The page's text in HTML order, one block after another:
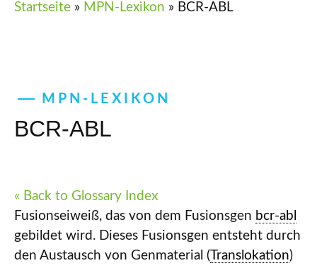
Startseite » MPN-Lexikon » BCR-ABL
MPN-LEXIKON
BCR-ABL
« Back to Glossary Index
Fusionseiweiß, das von dem Fusionsgen bcr-abl
gebildet wird. Dieses Fusionsgen entsteht durch
den Austausch von Genmaterial (Translokation)